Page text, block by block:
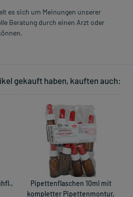
es sich um Meinungen unserer
Beratung durch einen Arzt oder
gekauft haben, kauften auch:
Pipettenflaschen 10ml mit
kompletter Pipettenmontur,